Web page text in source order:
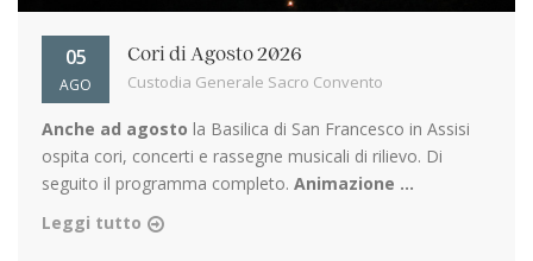
05
AGO
Cori di Agosto 2026
Custodia Generale Sacro Convento
Anche ad agosto la Basilica di San Francesco in Assisi
ospita cori, concerti e rassegne musicali di rilievo. Di
seguito il programma completo. Animazione ...
Leggi tutto